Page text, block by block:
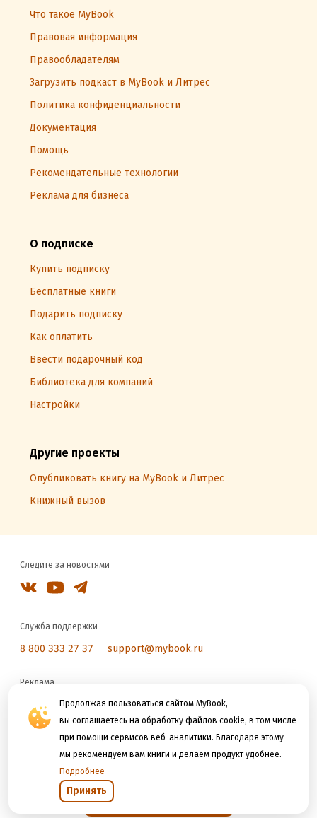
Продолжая пользоваться сайтом MyBook,
вы соглашаетесь на обработку файлов cookie, в том числе
при помощи сервисов веб-аналитики. Благодаря этому
мы рекомендуем вам книги и делаем продукт удобнее.
Подробнее
Принять
Что такое MyBook
Правовая информация
Правообладателям
Загрузить подкаст в MyBook и Литрес
Политика конфиденциальности
Документация
Помощь
Рекомендательные технологии
Реклама для бизнеса
О подписке
Купить подписку
Бесплатные книги
Подарить подписку
Как оплатить
Ввести подарочный код
Библиотека для компаний
Настройки
Другие проекты
Опубликовать книгу на MyBook и Литрес
Книжный вызов
Следите за новостями
Служба поддержки
8 800 333 27 37 support@mybook.ru
Реклама
reklama@litres.ru
Мы принимаем к оплате
Открыть в приложении